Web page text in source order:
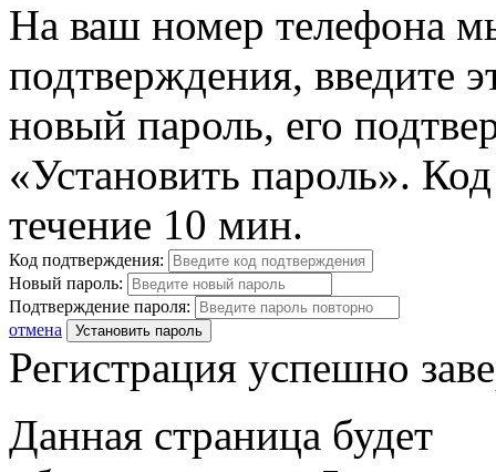
На ваш номер телефона
подтверждения, введите
новый пароль, его
«Установить пароль».
течение 10 мин.
Код подтверждения:
Новый пароль:
Подтверждение пароля:
отмена
Установить пароль
Регистрация успешно
Данная страница будет